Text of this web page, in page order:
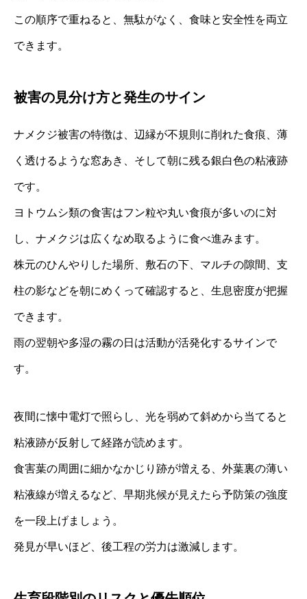
この順序で重ねると、無駄がなく、食味と安全性を両立
できます。
被害の見分け方と発生のサイン
ナメクジ被害の特徴は、辺縁が不規則に削れた食痕、薄
く透けるような窓あき、そして朝に残る銀白色の粘液跡
です。
ヨトウムシ類の食害はフン粒や丸い食痕が多いのに対
し、ナメクジは広くなめ取るように食べ進みます。
株元のひんやりした場所、敷石の下、マルチの隙間、支
柱の影などを朝にめくって確認すると、生息密度が把握
できます。
雨の翌朝や多湿の霧の日は活動が活発化するサインで
す。
夜間に懐中電灯で照らし、光を弱めて斜めから当てると
粘液跡が反射して経路が読めます。
食害葉の周囲に細かなかじり跡が増える、外葉裏の薄い
粘液線が増えるなど、早期兆候が見えたら予防策の強度
を一段上げましょう。
発見が早いほど、後工程の労力は激減します。